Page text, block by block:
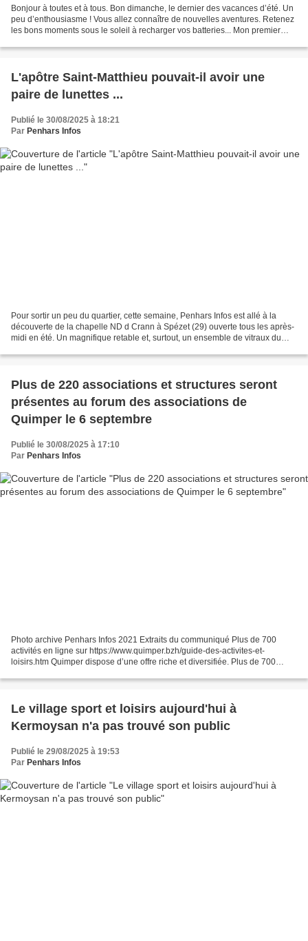
Bonjour à toutes et à tous. Bon dimanche, le dernier des vacances d’été. Un
peu d’enthousiasme ! Vous allez connaître de nouvelles aventures. Retenez
les bons moments sous le soleil à recharger vos batteries... Mon premier
L'apôtre Saint-Matthieu pouvait-il avoir une
paire de lunettes ...
Publié le 30/08/2025 à 18:21
Par Penhars Infos
Pour sortir un peu du quartier, cette semaine, Penhars Infos est allé à la
découverte de la chapelle ND d Crann à Spézet (29) ouverte tous les après-
midi en été. Un magnifique retable et, surtout, un ensemble de vitraux du
Plus de 220 associations et structures seront
présentes au forum des associations de
Quimper le 6 septembre
Publié le 30/08/2025 à 17:10
Par Penhars Infos
Photo archive Penhars Infos 2021 Extraits du communiqué Plus de 700
activités en ligne sur https://www.quimper.bzh/guide-des-activites-et-
loisirs.htm Quimper dispose d’une offre riche et diversifiée. Plus de 700
Le village sport et loisirs aujourd'hui à
Kermoysan n'a pas trouvé son public
Publié le 29/08/2025 à 19:53
Par Penhars Infos